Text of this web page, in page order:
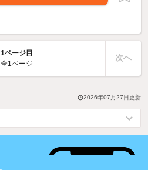
1ページ目
全1ページ
次へ
2026年07月27日更新